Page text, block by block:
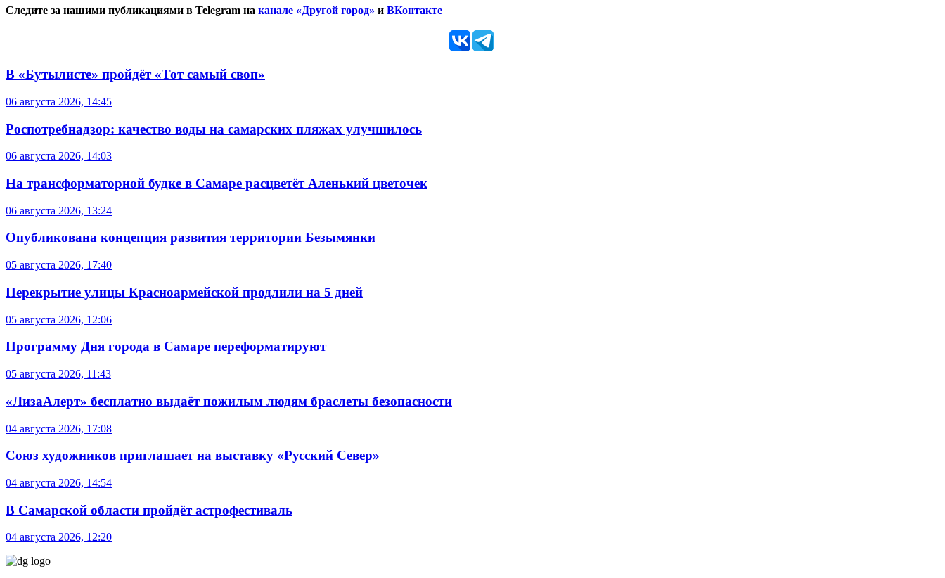
Следите за нашими публикациями в Telegram на канале «Другой город» и ВКонтакте
В «Бутылисте» пройдёт «Тот самый своп»
06 августа 2026, 14:45
Роспотребнадзор: качество воды на самарских пляжах улучшилось
06 августа 2026, 14:03
На трансформаторной будке в Самаре расцветёт Аленький цветочек
06 августа 2026, 13:24
Опубликована концепция развития территории Безымянки
05 августа 2026, 17:40
Перекрытие улицы Красноармейской продлили на 5 дней
05 августа 2026, 12:06
Программу Дня города в Самаре переформатируют
05 августа 2026, 11:43
«ЛизаАлерт» бесплатно выдаёт пожилым людям браслеты безопасности
04 августа 2026, 17:08
Союз художников приглашает на выставку «Русский Север»
04 августа 2026, 14:54
В Самарской области пройдёт астрофестиваль
04 августа 2026, 12:20